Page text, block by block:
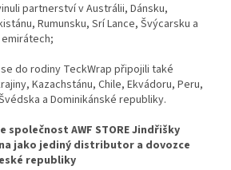
partnerství v Austrálii, Dánsku,
Rumunsku, Srí Lance, Švýcarsku a
do rodiny TeckWrap připojili také
Kazachstánu, Chile, Ekvádoru, Peru,
a Dominikánské republiky.
společnost AWF STORE Jindřišky
jako jediný distributor a dovozce
republiky